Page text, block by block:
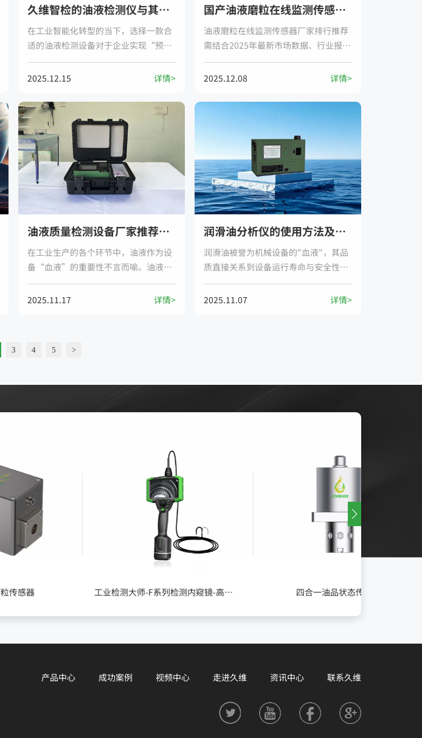
久维智检的油液检测仪与其他品牌相比有哪些核心优势?
​在工业智能化转型的当下，选择一款合
适的油液检测设备对于企业实现“预测
性维护”至关重要。深圳久维智检
（JOINWE）相较于其他油品检测仪品
势。总体来看，久维智检的核心竞争力
在于“高性价比 + 极速服务 + 场景化定
制”。
2025.12.15 详情>
国产油液磨粒在线监测传感器生产厂家排行榜推荐
油液磨粒在线监测传感器厂家排行推荐
需结合2025年最新市场数据、行业报告
及企业技术实力，优先聚焦以油液磨粒
在线监测为主营业务或在该领域有核心
是综合评估后的核心推荐名单及详细分
2025.12.08 详情>
油液质量检测设备厂家推荐及应用场景
在工业生产的各个环节中，油液作为设
备“血液”的重要性不言而喻。油液质
量检测设备能够实时在线监测油液的各
项关键指标，为设备的稳定运行提供有
2025.11.17 详情>
润滑油分析仪的使用方法及选购技巧
润滑油被誉为机械设备的"血液"，其品
质直接关系到设备运行寿命与安全性。
随着工业智能化发展，润滑油分析仪已
成为设备 predictive maintenance（预
2025.11.07 详情>
3 4 5 >
工业检测大师-F系列检测内窥镜-高清手持式超细工业内窥镜 四合一油品状态传感器
产品中心 成功案例 视频中心 走进久维 资讯中心 联系久维